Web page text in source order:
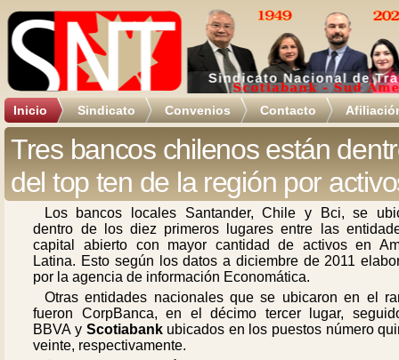
Inicio Sindicato Convenios Contacto
Tres bancos chilenos están
del top ten de la región por
Los bancos locales Santander, Chile y Bci, se
dentro de los diez primeros lugares entre las
capital abierto con mayor cantidad de activos en
Latina. Esto según los datos a diciembre de 2011
por la agencia de información Economática.
Otras entidades nacionales que se ubicaron en el
fueron CorpBanca, en el décimo tercer lugar,
BBVA y Scotiabankubicados en los puestos número
veinte, respectivamente.